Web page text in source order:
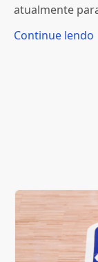
atualmente
Continue lendo